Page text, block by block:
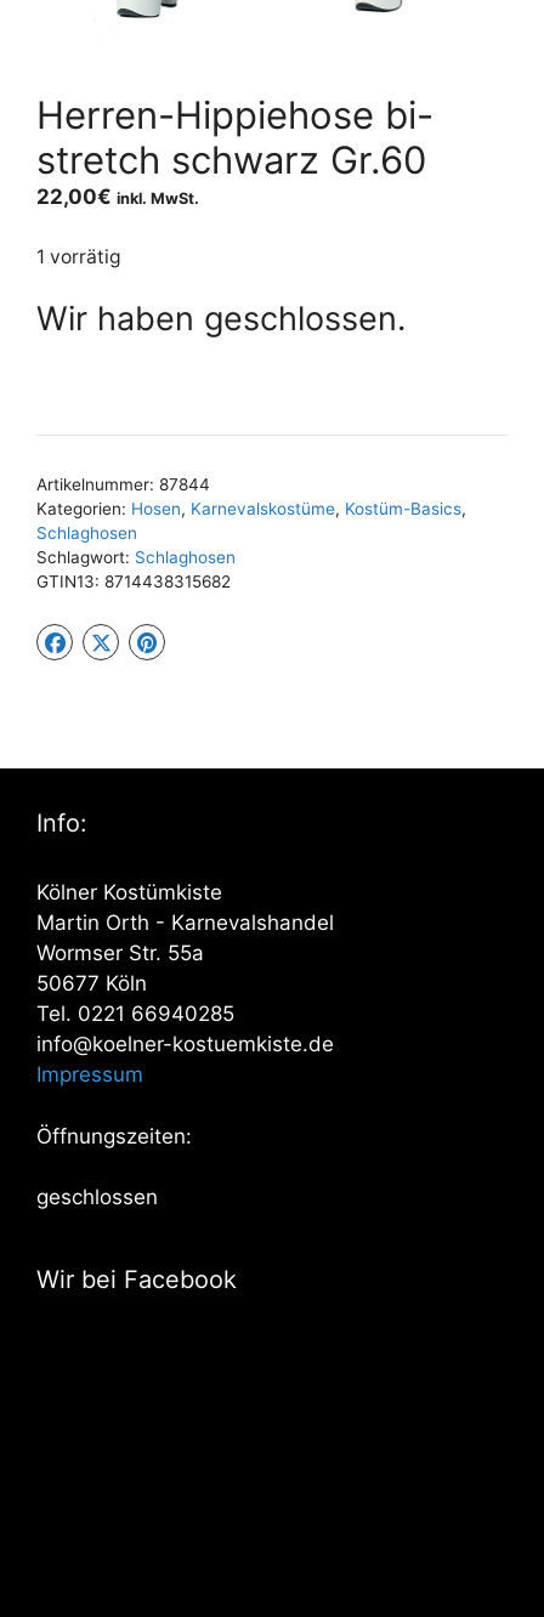
Herren-Hippiehose bi-
stretch schwarz Gr.60
22,00€ inkl. MwSt.
1 vorrätig
Wir haben geschlossen.
Artikelnummer: 87844
Kategorien: Hosen, Karnevalskostüme, Kostüm-Basics,
Schlaghosen
Schlagwort: Schlaghosen
GTIN13: 8714438315682
Info:
Kölner Kostümkiste
Martin Orth - Karnevalshandel
Wormser Str. 55a
50677 Köln
Tel. 0221 66940285
info@koelner-kostuemkiste.de
Impressum
Öffnungszeiten:
geschlossen
Wir bei Facebook